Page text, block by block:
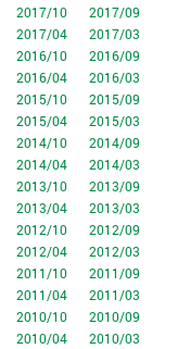
2017/10
2017/09
2017/04
2017/03
2016/10
2016/09
2016/04
2016/03
2015/10
2015/09
2015/04
2015/03
2014/10
2014/09
2014/04
2014/03
2013/10
2013/09
2013/04
2013/03
2012/10
2012/09
2012/04
2012/03
2011/10
2011/09
2011/04
2011/03
2010/10
2010/09
2010/04
2010/03